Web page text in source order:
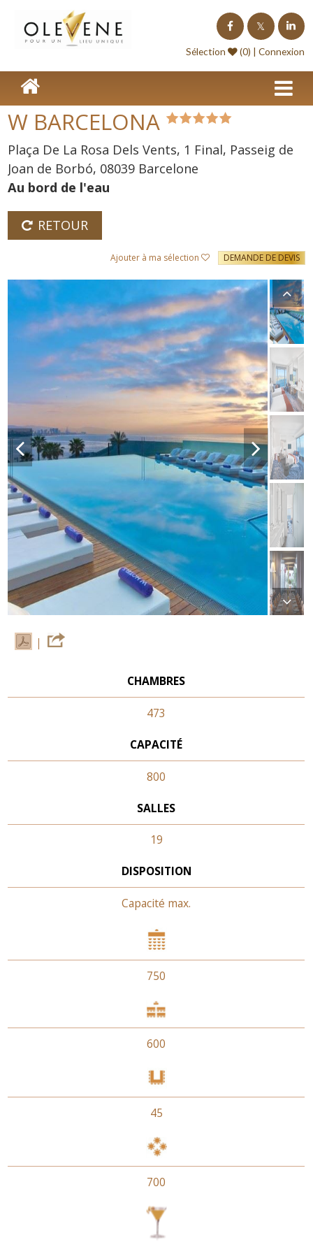
Sélection (0) |Connexion
W BARCELONA
Plaça De La Rosa Dels Vents, 1 Final, Passeig de
Joan de Borbó, 08039 Barcelone
Au bord de l'eau
RETOUR
Ajouter à ma sélection DEMANDE DE DEVIS
CHAMBRES
473
CAPACITÉ
800
SALLES
19
DISPOSITION
Capacité max.
750
600
45
700
Homepage
Lieux de séminaire
Lieux à l'étranger
Nos offres
Séminaire clé en Main
Blog événements
Contact